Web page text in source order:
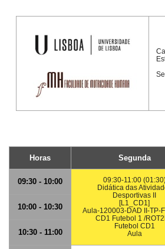
Horas Segunda
09:30 - 10:00
09:30-11:00
Didática das
Desportivas II
[L1_CD1]
Aula-120003-DAD II-TP-
CD1 Futebol 1 /
Futebol CD1
Aula
10:00 - 10:30
10:30 - 11:00